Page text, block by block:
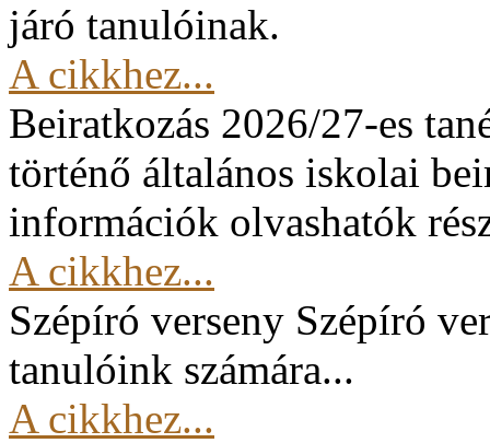
járó tanulóinak.
A cikkhez...
Beiratkozás 2026/27-es
történő általános iskolai
információk olvashatók
A cikkhez...
Szépíró verseny Szépíró
tanulóink számára...
A cikkhez...